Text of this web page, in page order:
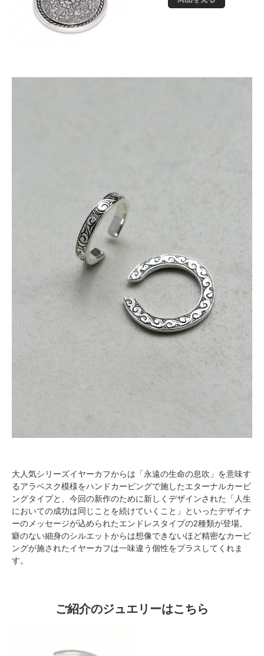
大人気シリーズイヤーカフからは「永遠の生命の息吹」を意味す
るアラベスク模様をハンドカービングで施したエターナルカービ
ングタイプと、今回の新作のために新しくデザインされた「人生
においての成功は同じことを続けていくこと」といったデザイナ
ーのメッセージが込められたエンドレスタイプの2種類が登場。
癖のない細身のシルエットからは想像できないほど精密なカービ
ングが施されたイヤーカフは一味違う個性をプラスしてくれま
す。
ご紹介のジュエリーはこちら